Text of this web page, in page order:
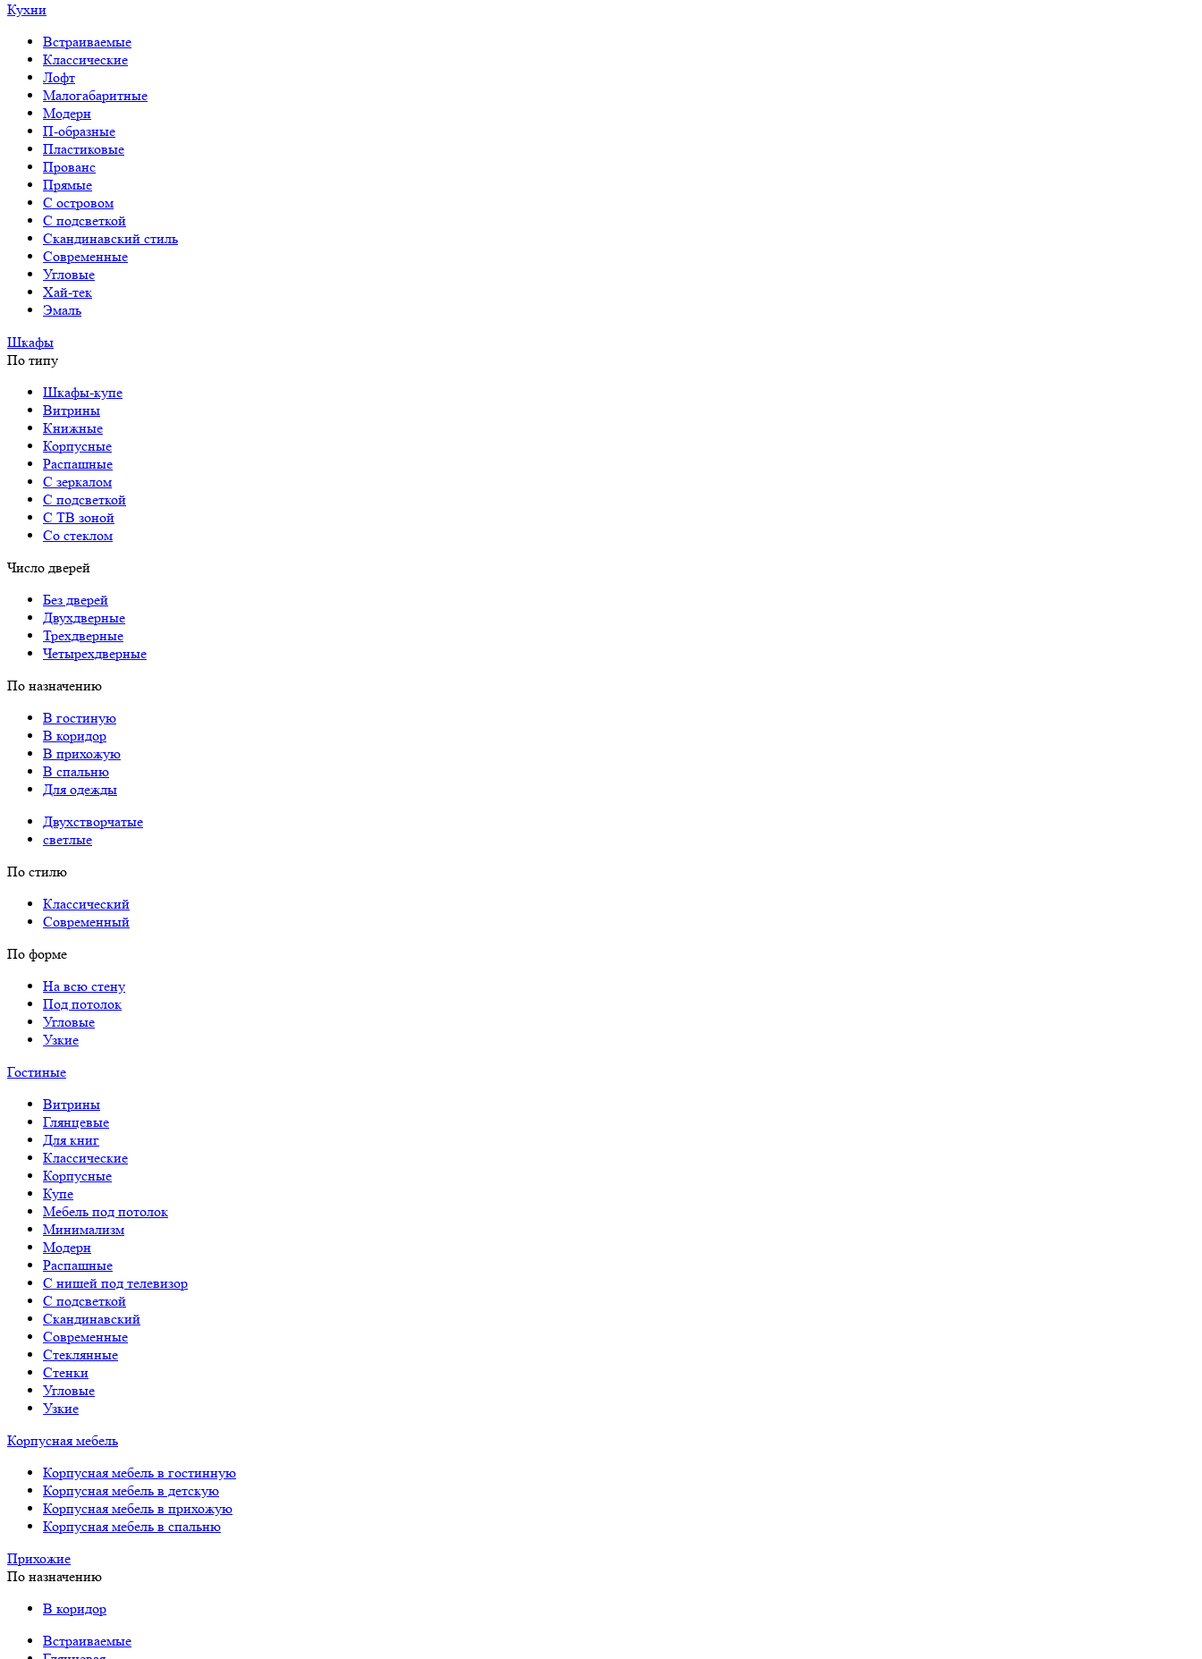
Кухни
Встраиваемые
Классические
Лофт
Малогабаритные
Модерн
П-образные
Пластиковые
Прованс
Прямые
С островом
С подсветкой
Скандинавский стиль
Современные
Угловые
Хай-тек
Эмаль
Шкафы
По типу
Шкафы-купе
Витрины
Книжные
Корпусные
Распашные
С зеркалом
С подсветкой
С ТВ зоной
Со стеклом
Число дверей
Без дверей
Двухдверные
Трехдверные
Четырехдверные
По назначению
В гостиную
В коридор
В прихожую
В спальню
Для одежды
Двухстворчатые
светлые
По стилю
Классический
Современный
По форме
На всю стену
Под потолок
Угловые
Узкие
Гостиные
Витрины
Глянцевые
Для книг
Классические
Корпусные
Купе
Мебель под потолок
Минимализм
Модерн
Распашные
С нишей под телевизор
С подсветкой
Скандинавский
Современные
Стеклянные
Стенки
Угловые
Узкие
Корпусная мебель
Корпусная мебель в гостинную
Корпусная мебель в детскую
Корпусная мебель в прихожую
Корпусная мебель в спальню
Прихожие
По назначению
В коридор
Встраиваемые